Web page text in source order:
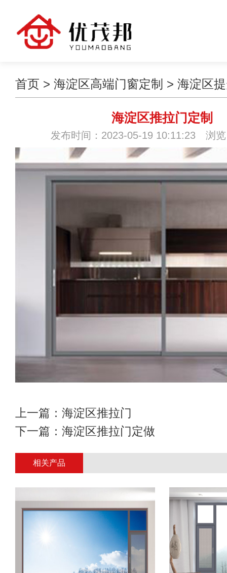
首页 > 海淀区高端门窗定制 > 海淀区
海淀区推拉门定制
发布时间：2023-05-19 10:11:23 浏览
上一篇： 海淀区推拉门
下一篇： 海淀区推拉门定做
相关产品